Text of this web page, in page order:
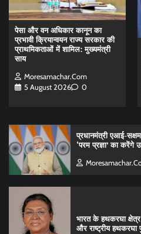
पेसा और वन अधिकार कानून का
प्रभावी क्रियान्वयन राज्य सरकार की
प्राथमिकताओं में शामिल: मुख्यमंत्री
साय
Moresamachar.com
5 August 2026
0
प्रधानमंत्री एआई-
‘परम प्रज्ञा’ का करेंगे
भारत के हथकरघा
और राष्ट्रीय हथकरघा